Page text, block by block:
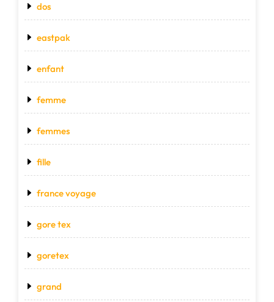
dos
eastpak
enfant
femme
femmes
fille
france voyage
gore tex
goretex
grand